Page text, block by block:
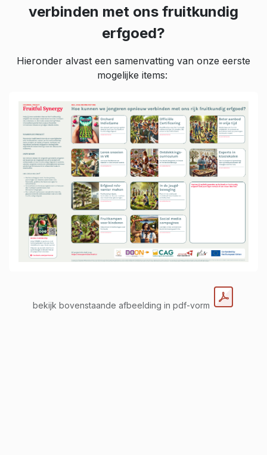
verbinden met ons fruitkundig
erfgoed?
Hieronder alvast een samenvatting van onze eerste
mogelijke items:
bekijk bovenstaande afbeelding in pdf-vorm